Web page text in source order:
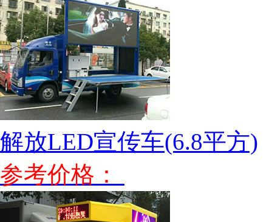
解放LED宣传车(6.8平方)
参考价格：